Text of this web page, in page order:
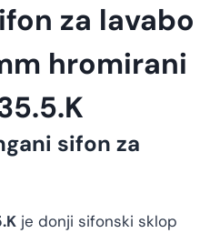
za lavabo
hromirani
sifon za
je donji sifonski sklop